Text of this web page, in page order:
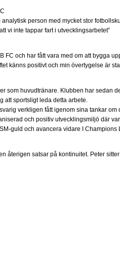
person med mycket stor
vi inte tappar fart i utvecklingsarbetet”
FC och har fått vara med om att bygga
känns positivt och min övertygelse är
som huvudtränare. Klubben har
att sportsligt leda detta arbete.
verkligen fått igenom sina tankar
och positiv utvecklingsmiljö där
guld och avancera vidare I Champions
återigen satsar på kontinuitet. Peter